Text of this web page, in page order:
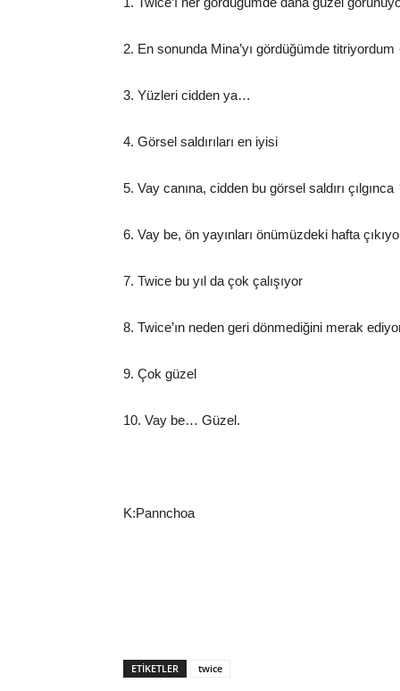
2. En sonunda Mina’yı gördüğümde
3. Yüzleri cidden ya…
4. Görsel saldırıları en iyisi
5. Vay canına, cidden bu görsel saldırı
6. Vay be, ön yayınları önümüzdeki hafta
7. Twice bu yıl da çok çalışıyor
8. Twice’ın neden geri dönmediğini merak
9. Çok güzel
10. Vay be… Güzel.
K:Pannchoa
ETIKETLER twice